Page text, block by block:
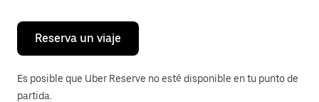
calendario.
Reserva un viaje
Es posible que Uber Reserve no esté disponible en tu punto de
partida.